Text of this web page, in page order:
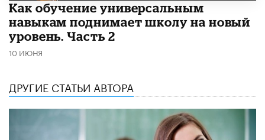
​Как обучение универсальным
навыкам поднимает школу на новый
уровень. Часть 2
10 ИЮНЯ
ДРУГИЕ СТАТЬИ АВТОРА